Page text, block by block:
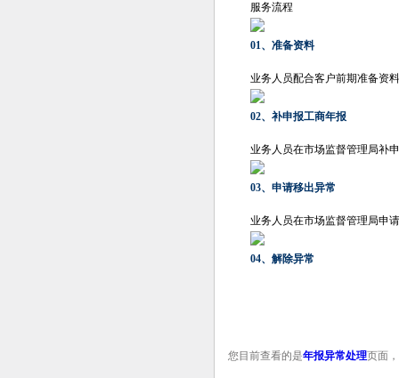
服务流程
01、准备资料
业务人员配合客户前期准备资料
02、补申报工商年报
业务人员在市场监督管理局补
03、申请移出异常
业务人员在市场监督管理局申
04、解除异常
您目前查看的是年报异常处理页面